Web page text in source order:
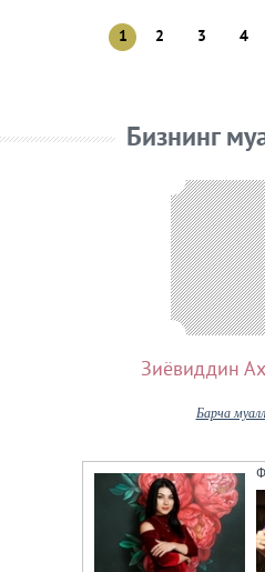
1 2 3 4
Бизнинг
Зиёвиддин
Барча